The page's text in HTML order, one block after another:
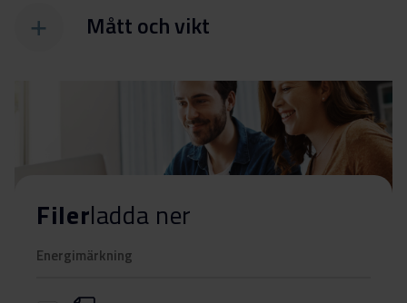
Mått och vikt
Filerladda ner
Energimärkning